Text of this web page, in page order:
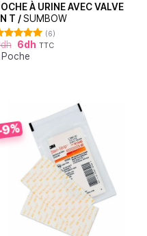
À URINE AVEC VALVE
T /SUMBOW
5.00
5
(6)
dh 6dh TTC
Poche